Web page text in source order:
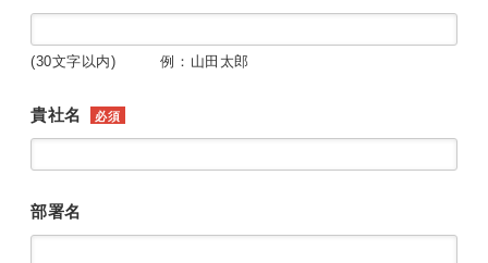
(30文字以内) 例：山田太郎
貴社名 必須
部署名